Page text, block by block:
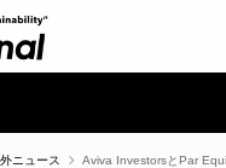
ニュース
Aviva InvestorsとPar